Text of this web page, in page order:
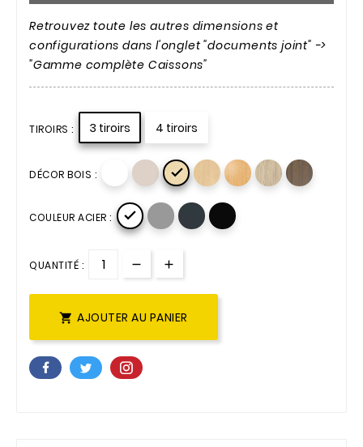
Retrouvez toute les autres dimensions et
configurations dans l'onglet "documents joint" ->
"Gamme complète Caissons"
TIROIRS : 3 tiroirs 4 tiroirs
DÉCOR BOIS : 
COULEUR ACIER : 
QUANTITÉ :
 AJOUTER AU PANIER